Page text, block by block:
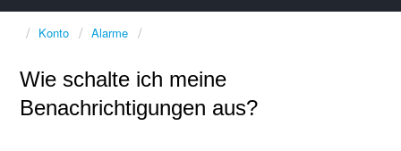
Konto Alarme
Wie schalte ich meine
Benachrichtigungen aus?